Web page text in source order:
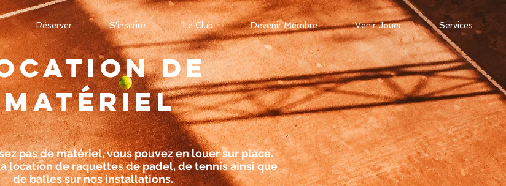
Réserver S'inscrire Le Club Devenir Membre Venir Jouer Services
de
matériel
pas de matériel, vous pouvez en louer sur place.
location de raquettes de padel, de tennis ainsi que
de balles sur nos installations.